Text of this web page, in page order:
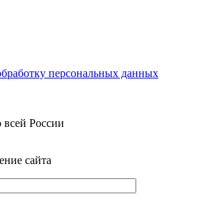
персональных данных
России
сайта